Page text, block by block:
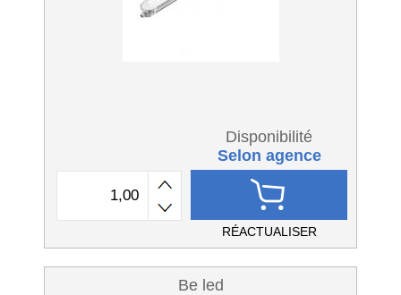
Disponibilité
Selon agence
RÉACTUALISER
Be led